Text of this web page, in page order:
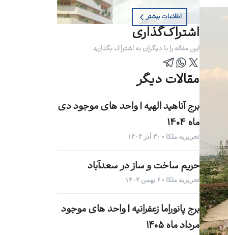
اطلاعات بیشتر
اشتراک‌گذاری
این مقاله را با دیگران به اشتراک بگذارید
مقالات دیگر
برج آناهید الهیه | واحد های موجود دی
ماه 1404
تحریریه ملکا • ۳۰ آذر ۱۴۰۴
حریم ساخت و ساز در سعدآباد
تحریریه ملکا • ۶ بهمن ۱۴۰۳
برج پانوراما زعفرانیه | واحد های موجود
مرداد ماه ۱۴۰۵